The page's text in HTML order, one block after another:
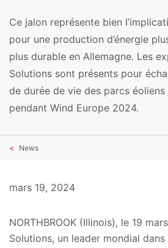
Ce jalon représente bien
pour une production d’énergie
plus durable en Allemagne. Les
Solutions sont présents pour
de durée de vie des parcs
pendant Wind Europe 2024.
News
mars 19, 2024
NORTHBROOK (Illinois), le 19
Solutions, un leader mondial